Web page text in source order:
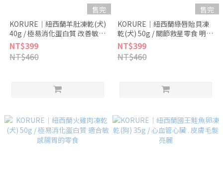
售完
KORURE｜紐西蘭羊肚凍乾(犬)
40g / 極易消化蛋白質 改善敏感
腸胃的零食
NT$399
NT$460
售完
KORURE｜紐西蘭綠唇貽貝凍
乾(犬) 50g / 關節救星零食 明星
產品
NT$399
NT$460